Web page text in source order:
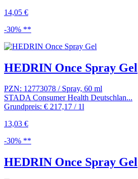
14,05 €
-30% **
HEDRIN Once Spray Gel
PZN: 12773078 / Spray, 60 ml
STADA Consumer Health Deutschlan...
Grundpreis: € 217,17 / 1l
13,03 €
-30% **
HEDRIN Once Spray Gel